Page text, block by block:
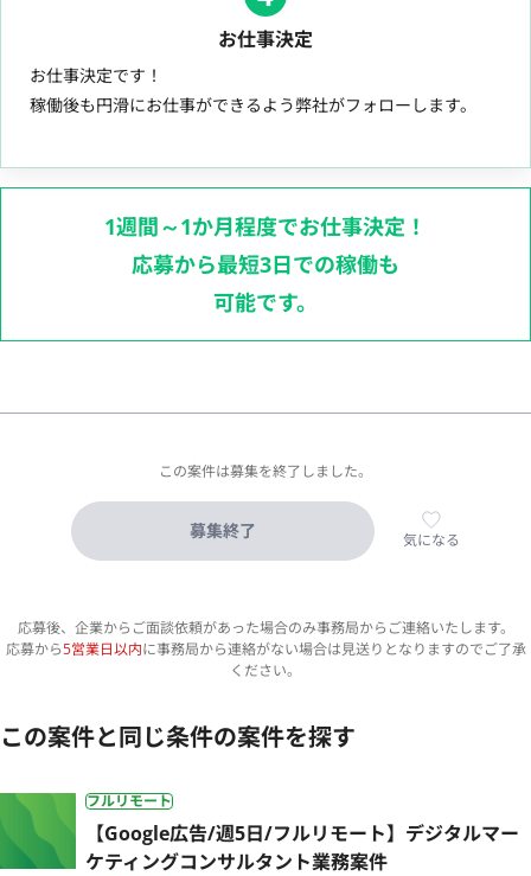
お仕事決定
お仕事決定です！
稼働後も円滑にお仕事ができるよう弊社がフォローします。
1週間～1か月程度でお仕事決定！
応募から最短3日での稼働も
可能です。
この案件は募集を終了しました。
募集終了 気になる
応募後、企業からご面談依頼があった場合のみ事務局からご連絡いたします。
応募から5営業日以内に事務局から連絡がない場合は見送りとなりますのでご了承
ください。
この案件と同じ条件の案件を探す
フルリモート
【Google広告/週5日/フルリモート】デジタルマー
ケティングコンサルタント業務案件